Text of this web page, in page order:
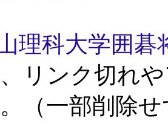
理科大学囲碁
リンク切れ
（一部削除